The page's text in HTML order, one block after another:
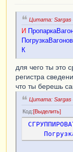
Цитата: Sargas
И
ПогрузкаВагонов
К
для чего ты это
регистра
что ты берешь
Цитата: Sargas
Код Выделить